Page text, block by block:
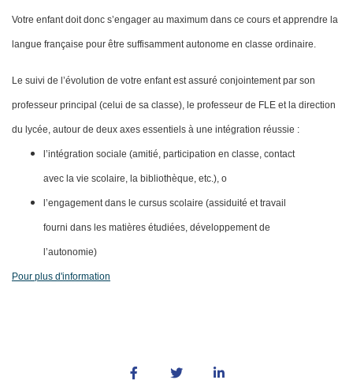
Votre enfant doit donc s’engager au maximum dans ce cours et apprendre la
langue française pour être suffisamment autonome en classe ordinaire.
Le suivi de l’évolution de votre enfant est assuré conjointement par son
professeur principal (celui de sa classe), le professeur de FLE et la direction
du lycée, autour de deux axes essentiels à une intégration réussie :
l’intégration sociale (amitié, participation en classe, contact
avec la vie scolaire, la bibliothèque, etc.), o
l’engagement dans le cursus scolaire (assiduité et travail
fourni dans les matières étudiées, développement de
l’autonomie)
Pour plus d'information